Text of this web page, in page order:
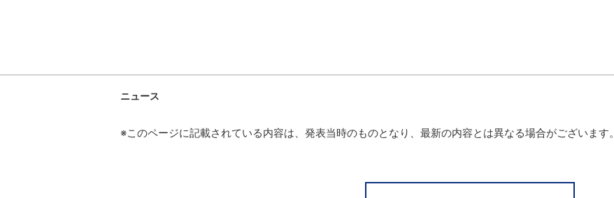
ニュース
※このページに記載されている内容は、発表当時のものとなり、最新の内容とは異なる場合がございます。